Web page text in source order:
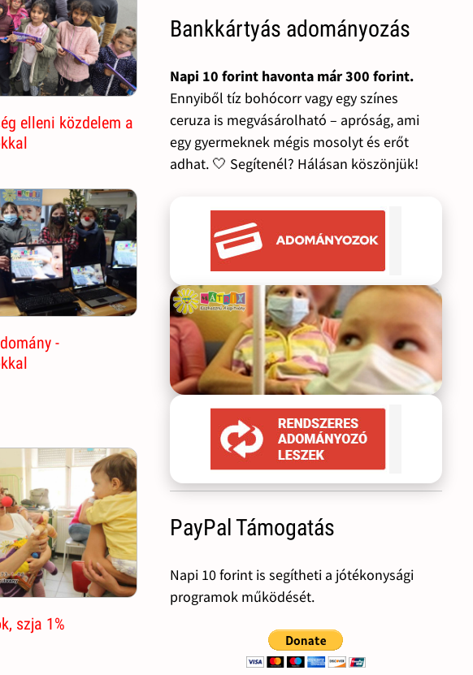
elleni közdelem a
-
szja 1%
Bankkártyás adományozás
Napi 10 forint havonta már 300 forint.
Ennyiből tíz bohócorr vagy egy színes
ceruza is megvásárolható – apróság, ami
egy gyermeknek mégis mosolyt és erőt
adhat. 🤍 Segítenél? Hálásan köszönjük!
PayPal Támogatás
Napi 10 forint is segítheti a jótékonysági
programok működését.